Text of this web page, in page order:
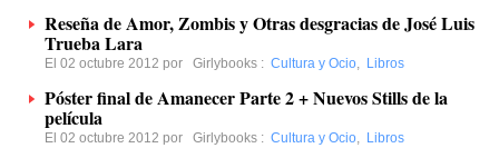
Reseña de Amor, Zombis y Otras desgracias de José Luis
Trueba Lara
El 02 octubre 2012 por Girlybooks : Cultura y Ocio, Libros
Póster final de Amanecer Parte 2 + Nuevos Stills de la
película
El 02 octubre 2012 por Girlybooks : Cultura y Ocio, Libros